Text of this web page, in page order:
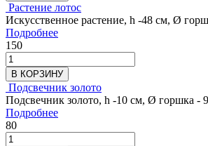
Растение лотос
Искусственное растение, h -48 см, Ø
Подробнее
150
В КОРЗИНУ
Подсвечник золото
Подсвечник золото, h -10 см, Ø горшка -
Подробнее
80